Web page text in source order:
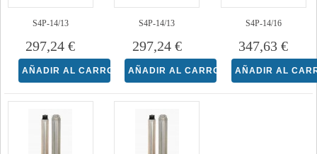
S4P-14/13
297,24 €
S4P-14/13
297,24 €
S4P-14/16
347,63 €